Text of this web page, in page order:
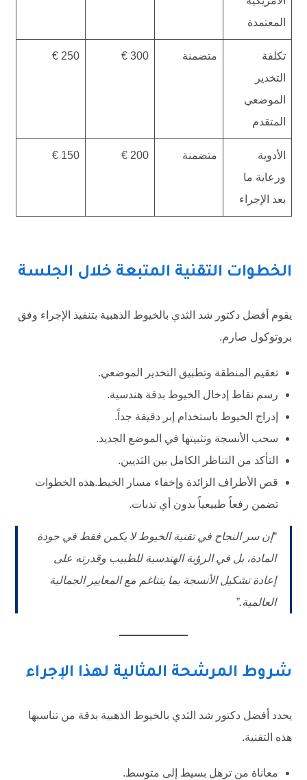
المعتمدة
تكلفة
التخدير
الموضعي
المتقدم
متضمنة 300 €
250 €
الأدوية
ورعاية ما
بعد الإجراء
متضمنة 200 €
150 €
الخطوات التقنية المتبعة خلال الجلسة
يقوم أفضل دكتور شد الثدي بالخيوط الذهبية بتنفيذ الإجراء وفق
بروتوكول صارم.
تعقيم المنطقة وتطبيق التخدير الموضعي.
رسم نقاط إدخال الخيوط بدقة هندسية.
إدراج الخيوط باستخدام إبر دقيقة جداً.
سحب الأنسجة وتثبيتها في الموضع الجديد.
التأكد من التناظر الكامل بين الثديين.
قص الأطراف الزائدة وإخفاء مسار الخيط.هذه الخطوات
تضمن رفعاً طبيعياً بدون أي ندبات.
“إن سر النجاح في تقنية الخيوط لا يكمن فقط في جودة
المادة، بل في الرؤية الهندسية للطبيب وقدرته على
إعادة تشكيل الأنسجة بما يتناغم مع المعايير الجمالية
العالمية.”
شروط المرشحة المثالية لهذا الإجراء
يحدد أفضل دكتور شد الثدي بالخيوط الذهبية بدقة من تناسبها
هذه التقنية.
معاناة من ترهل بسيط إلى متوسط.